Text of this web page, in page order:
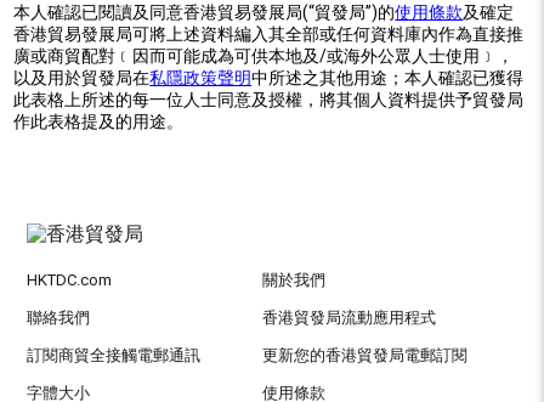
本人確認已閱讀及同意香港貿易發展局(“貿發局”)的使用條款及確定
香港貿易發展局可將上述資料編入其全部或任何資料庫內作為直接推
廣或商貿配對﹝因而可能成為可供本地及/或海外公眾人士使用﹞，
以及用於貿發局在私隱政策聲明中所述之其他用途；本人確認已獲得
此表格上所述的每一位人士同意及授權，將其個人資料提供予貿發局
作此表格提及的用途。
HKTDC.com 關於我們
聯絡我們 香港貿發局流動應用程式
訂閱商貿全接觸電郵通訊 更新您的香港貿發局電郵訂閱
字體大小 使用條款